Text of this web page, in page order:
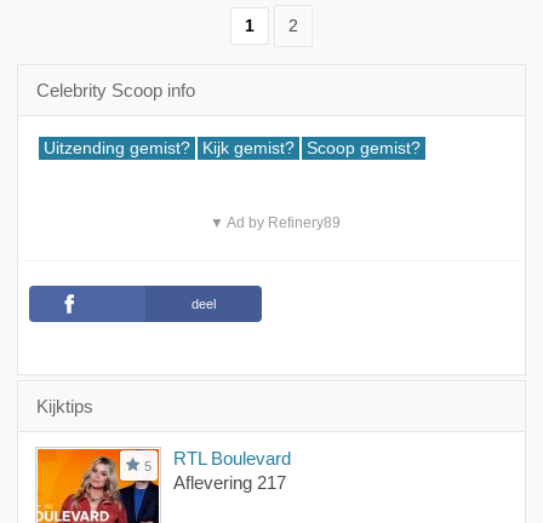
1 2
Celebrity Scoop info
Uitzending gemist? Kijk gemist? Scoop gemist?
▼ Ad by Refinery89
deel
Kijktips
5
RTL Boulevard
Aflevering 217